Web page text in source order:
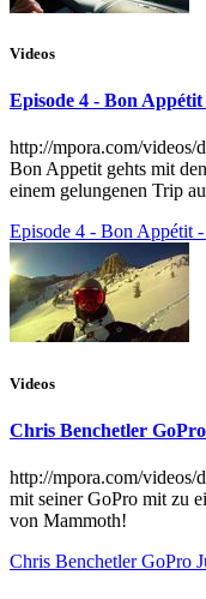
Videos
Episode 4 - Bon
http://mpora.com/videos/
Bon Appetit gehts mit
einem gelungenen Trip
Episode 4 - Bon Appétit
Videos
Chris Benchetler
http://mpora.com/videos/
mit seiner GoPro mit zu
von Mammoth!
Chris Benchetler GoPro